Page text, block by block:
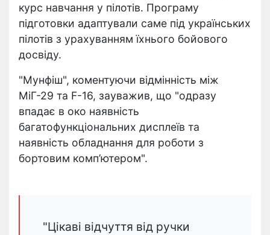
курс навчання у пілотів. Програму
підготовки адаптували саме під українських
пілотів з урахуванням їхнього бойового
досвіду.
"Мунфіш", коментуючи відмінність між
МіГ-29 та F-16, зауважив, що "одразу
впадає в око наявність
багатофункціональних дисплеїв та
наявність обладнання для роботи з
бортовим комп’ютером".
"Цікаві відчуття від ручки